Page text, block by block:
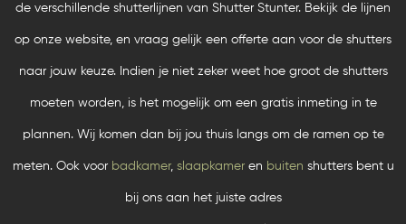
de verschillende shutterlijnen van Shutter Stunter. Bekijk de lijnen
op onze website, en vraag gelijk een offerte aan voor de shutters
naar jouw keuze. Indien je niet zeker weet hoe groot de shutters
moeten worden, is het mogelijk om een gratis inmeting in te
plannen. Wij komen dan bij jou thuis langs om de ramen op te
meten. Ook voor badkamer, slaapkameren buiten shutters bent u
bij ons aan het juiste adres